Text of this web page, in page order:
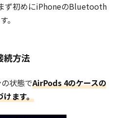
ず初めにiPhoneのBluetooth
。
方法
状態でAirPods 4のケースの
ます。